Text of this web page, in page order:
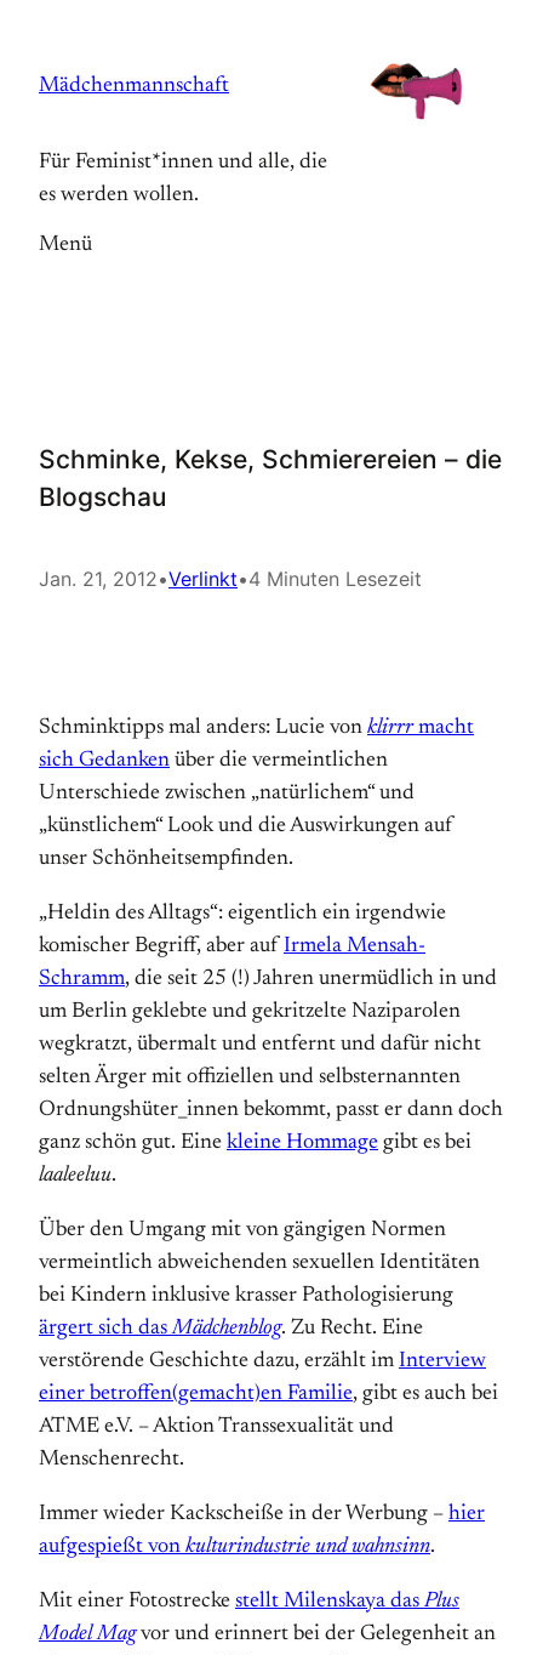
springen
Mädchenmannschaft
Für Feminist*innen und alle, die
es werden wollen.
Menü
Schminke, Kekse, Schmierereien – die
Blogschau
Jan. 21, 2012•Verlinkt•4 Minuten Lesezeit
Schminktipps mal anders: Lucie von klirrrmacht
sich Gedanken über die ver­meintlichen
Unterschiede zwischen „natürlichem“ und
„künstlichem“ Look und die Auswirkungen auf
unser Schönheitsempfinden.
„Heldin des Alltags“: eigentlich ein irgendwie
komischer Begriff, aber auf Irmela Mensah-
Schramm, die seit 25 (!) Jahren unermüdlich in und
um Berlin geklebte und gekritzelte Naziparolen
wegkratzt, übermalt und entfernt und dafür nicht
selten Ärger mit offiziellen und selbsternannten
Ordnungshüter_innen bekommt, passt er dann doch
ganz schön gut. Eine kleine Hommage gibt es bei
laaleeluu.
Über den Umgang mit von gängigen Normen
vermeintlich abweichenden sexuellen Identitäten
bei Kindern inklusive krasser Pathologisierung
ärgert sich dasMädchenblog. Zu Recht. Eine
verstörende Geschichte dazu, erzählt im Interview
einer betroffen(gemacht)en Familie, gibt es auch bei
ATME e.V. – Aktion Transsexualität und
Menschenrecht.
Immer wieder Kackscheiße in der Werbung – hier
aufgespießt von kulturindustrie und wahnsinn.
Mit einer Fotostrecke stellt Milenskaya dasPlus
Model Magvor und erinnert bei der Gelegenheit an